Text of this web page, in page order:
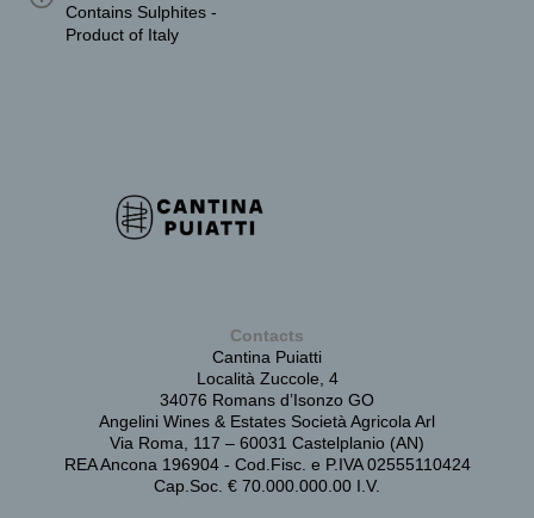
Contains Sulphites -
Product of Italy
Contacts
Cantina Puiatti
Località Zuccole, 4
34076 Romans d’Isonzo GO
Angelini Wines & Estates Società Agricola Arl
Via Roma, 117 – 60031 Castelplanio (AN)
REA Ancona 196904 - Cod.Fisc. e P.IVA 02555110424
Cap.Soc. € 70.000.000.00 I.V.